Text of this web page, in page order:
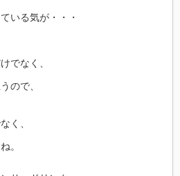
いる気が・・・
でなく、
ので、
く、
。